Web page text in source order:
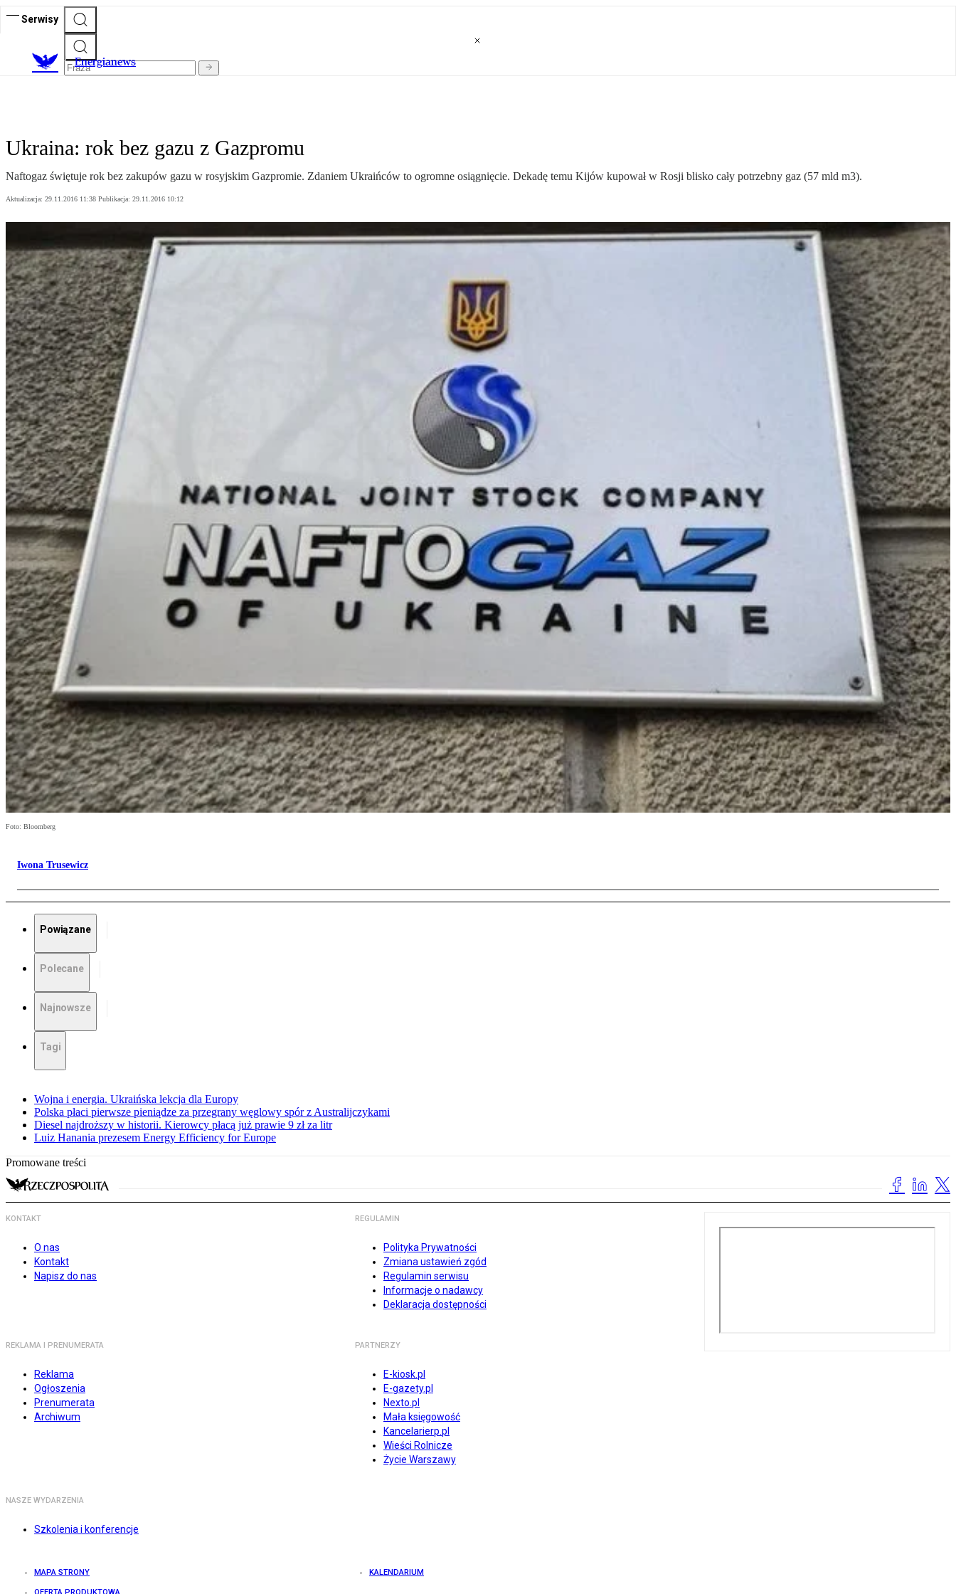
Serwisy
Energianews
Ukraina: rok bez gazu z Gazpromu
Naftogaz świętuje rok bez zakupów gazu w rosyjskim Gazpromie. Zdaniem Ukraińców to ogromne osiągnięcie. Dekadę temu Kijów kupował w Rosji blisko cały potrzebny gaz (57 mld m3).
Aktualizacja: 29.11.2016 11:38 Publikacja: 29.11.2016 10:12
Foto: Bloomberg
Iwona Trusewicz
Powiązane
Polecane
Najnowsze
Tagi
Wojna i energia. Ukraińska lekcja dla Europy
Polska płaci pierwsze pieniądze za przegrany węglowy spór z Australijczykami
Diesel najdroższy w historii. Kierowcy płacą już prawie 9 zł za litr
Luiz Hanania prezesem Energy Efficiency for Europe
Promowane treści
KONTAKT
O nas
Kontakt
Napisz do nas
REGULAMIN
Polityka Prywatności
Zmiana ustawień zgód
Regulamin serwisu
Informacje o nadawcy
Deklaracja dostępności
REKLAMA I PRENUMERATA
Reklama
Ogłoszenia
Prenumerata
Archiwum
PARTNERZY
E-kiosk.pl
E-gazety.pl
Nexto.pl
Mała księgowość
Kancelarierp.pl
Wieści Rolnicze
Życie Warszawy
NASZE WYDARZENIA
Szkolenia i konferencje
MAPA STRONY KALENDARIUM